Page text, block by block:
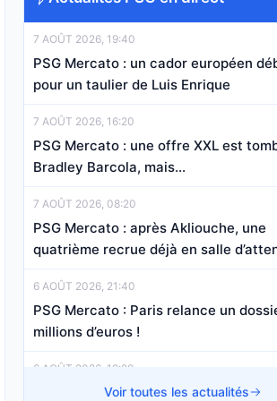
7 AOÛT 2026, 19:40
PSG Mercato : un cador européen
pour un taulier de Luis Enrique
7 AOÛT 2026, 16:20
PSG Mercato : une offre XXL est
Bradley Barcola, mais…
7 AOÛT 2026, 08:20
PSG Mercato : après Akliouche, une
quatrième recrue déjà en salle
6 AOÛT 2026, 21:40
PSG Mercato : Paris relance un
millions d’euros !
6 AOÛT 2026, 19:20
PSG Mercato : c’est officiel pour
Voir toutes les actualités